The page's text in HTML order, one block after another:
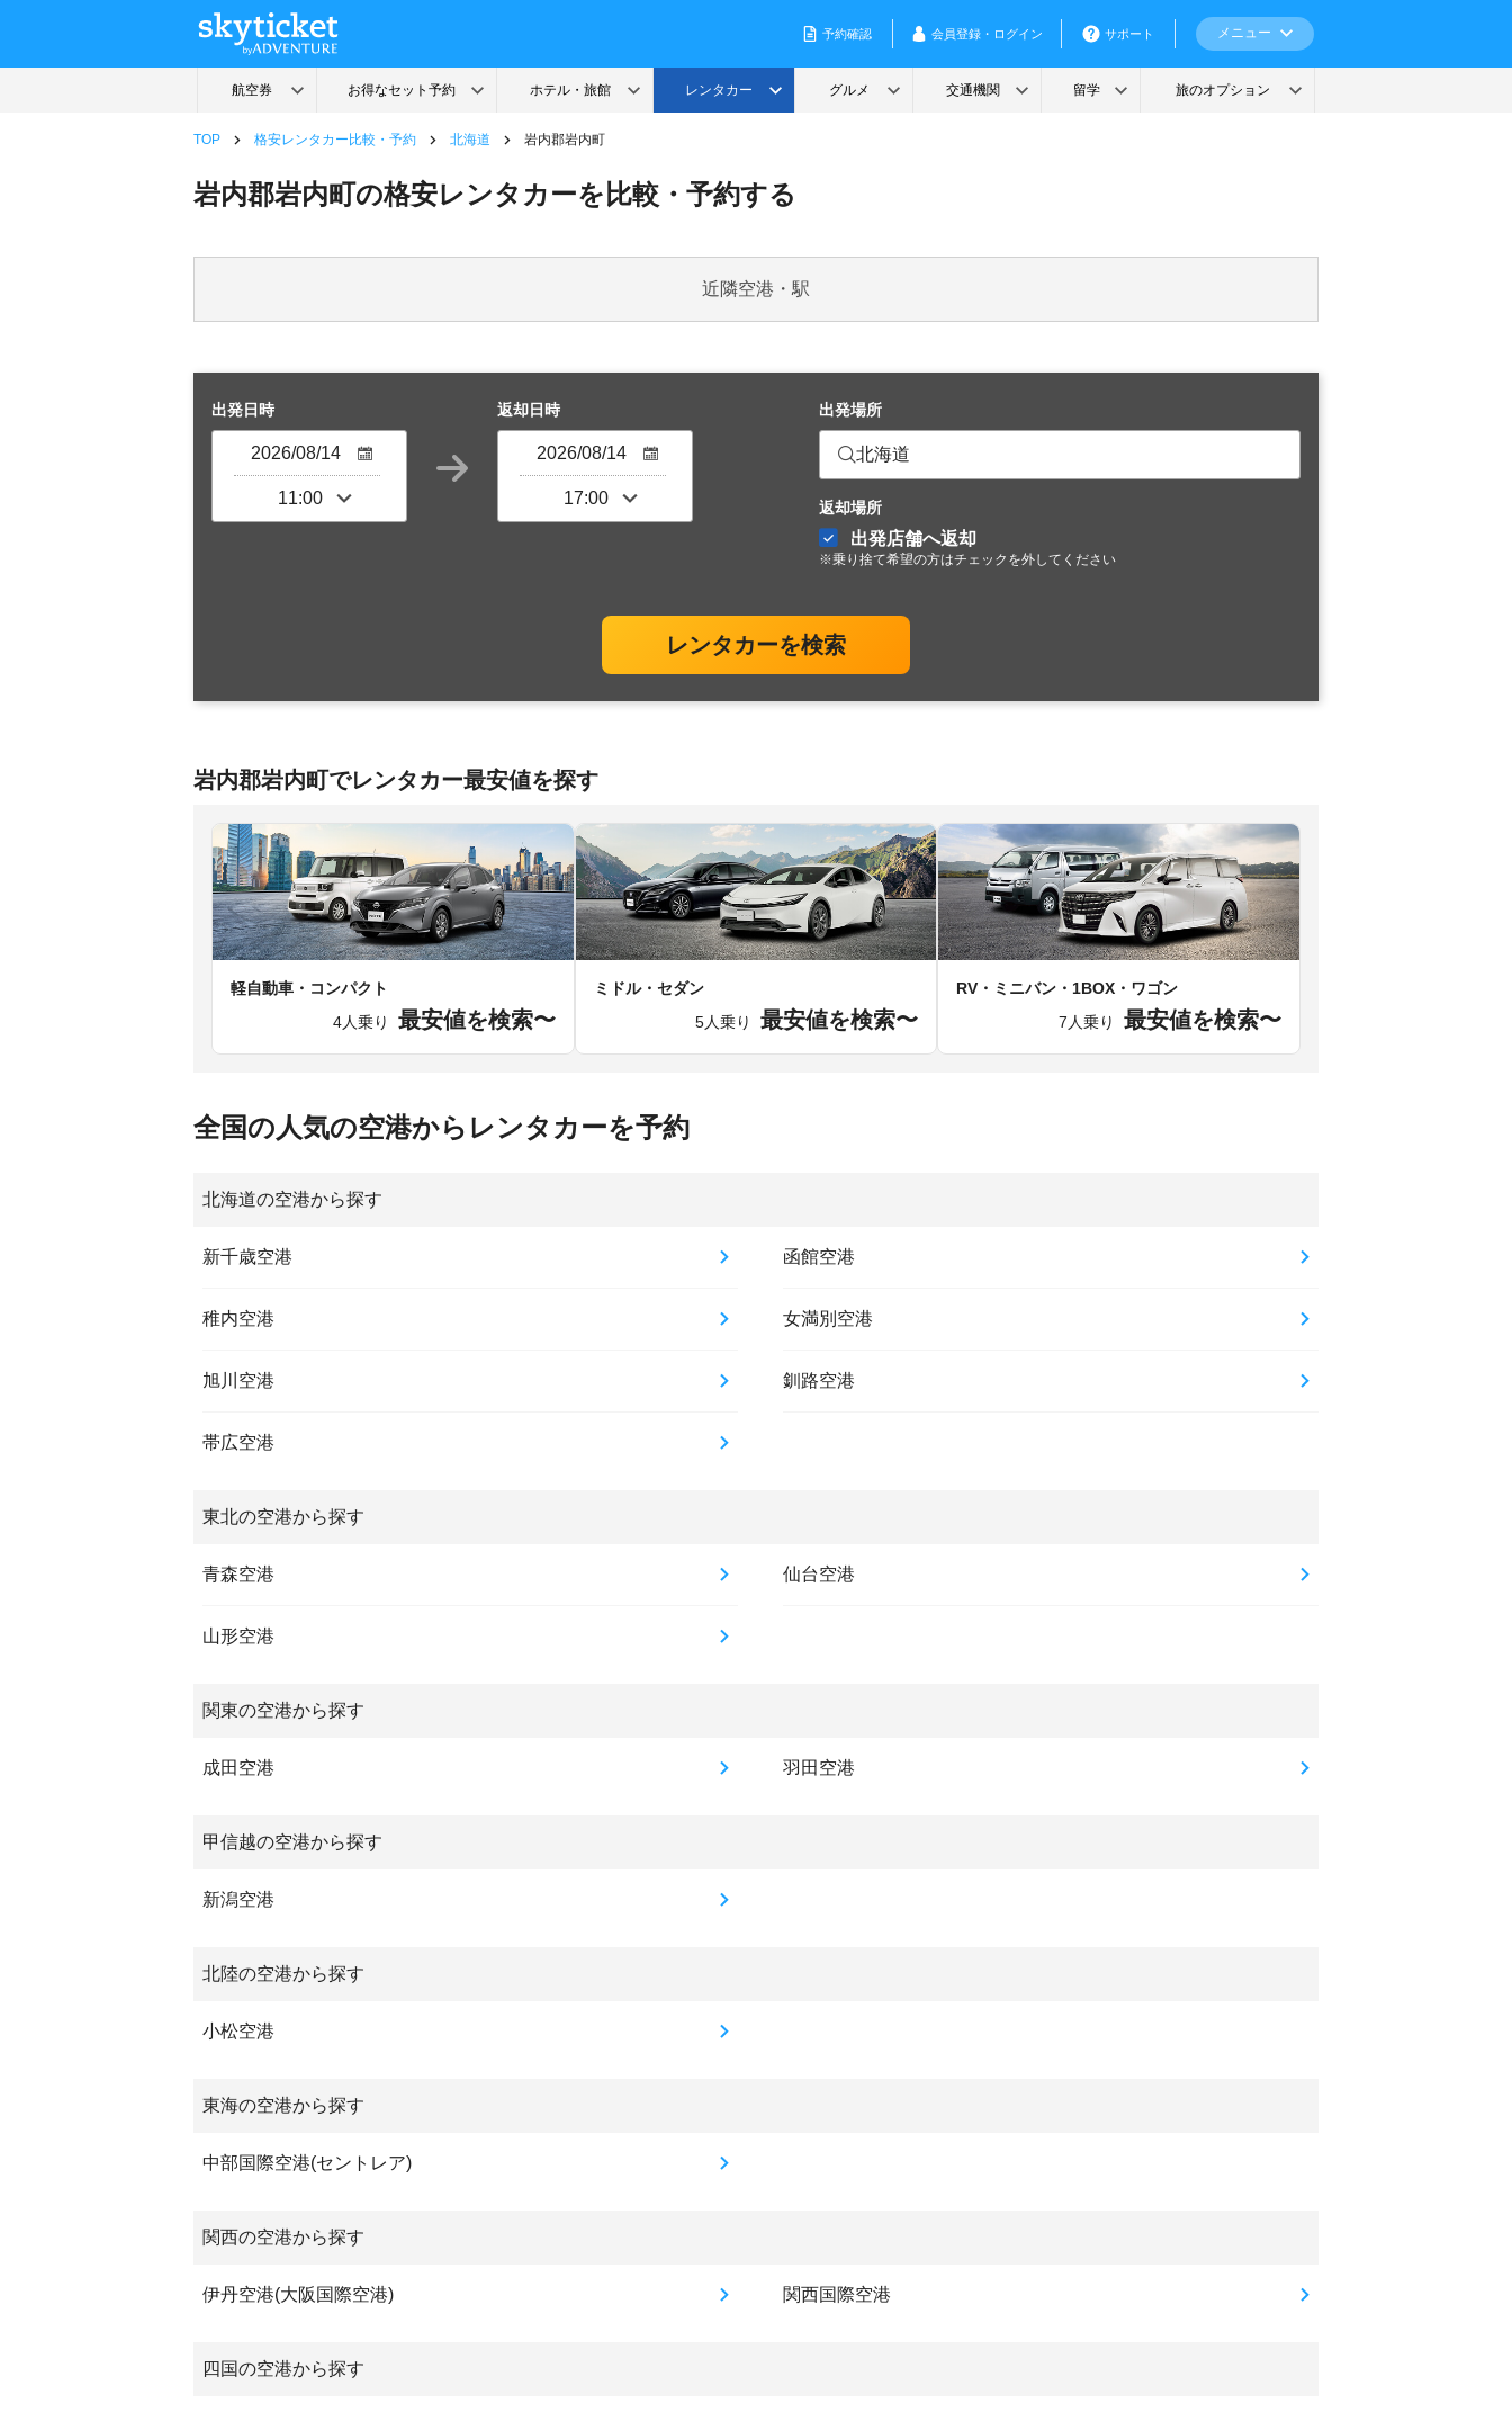
TOP 格安レンタカー比較・予約 北海道 岩内郡岩内町
岩内郡岩内町の格安レンタカーを比較・予約する
近隣空港・駅
出発日時 返却日時 出発場所
北海道
返却場所
出発店舗へ返却
※乗り捨て希望の方はチェックを外してください
レンタカーを検索
岩内郡岩内町でレンタカー最安値を探す
軽自動車・コンパクト
4人乗り
最安値を検索〜
ミドル・セダン
5人乗り
最安値を検索〜
RV・ミニバン・1BOX・ワゴン
7人乗り
最安値を検索〜
全国の人気の空港からレンタカーを予約
北海道の空港から探す
新千歳空港 函館空港
稚内空港 女満別空港
旭川空港 釧路空港
帯広空港
東北の空港から探す
青森空港 仙台空港
山形空港
関東の空港から探す
成田空港 羽田空港
甲信越の空港から探す
新潟空港
北陸の空港から探す
小松空港
東海の空港から探す
中部国際空港(セントレア)
関西の空港から探す
伊丹空港(大阪国際空港) 関西国際空港
四国の空港から探す